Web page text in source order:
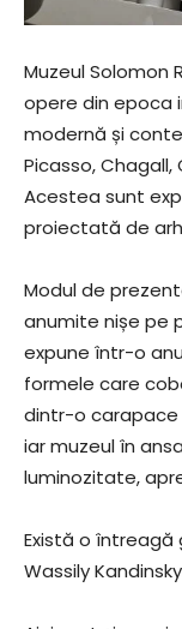
Muzeul Solomon
opere din epoca
modernă și
Picasso, Chagall,
Acestea sunt
proiectată de
Modul de
anumite nișe pe
expune într-o
formele care
dintr-o carapace
iar muzeul în
luminozitate,
Există o
Wassily